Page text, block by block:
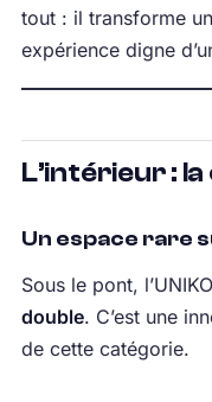
tout : il transforme
expérience digne
L’intérieur :
Un espace rare
Sous le pont,
double. C’est une
de cette catégorie.